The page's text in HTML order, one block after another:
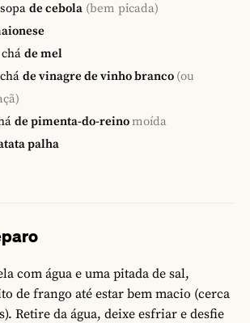
de cebola (bem picada)
de mel
de vinagre de vinho branco (ou
de pimenta-do-reinomoída
palha
com água e uma pitada de sal,
de frango até estar bem macio (cerca
Retire da água, deixe esfriar e desfie